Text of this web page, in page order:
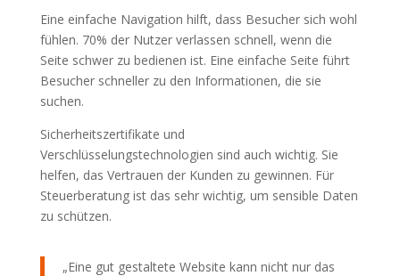
Eine einfache Navigation hilft, dass Besucher sich wohl
fühlen. 70% der Nutzer verlassen schnell, wenn die
Seite schwer zu bedienen ist. Eine einfache Seite führt
Besucher schneller zu den Informationen, die sie
suchen.
Sicherheitszertifikate und
Verschlüsselungstechnologien sind auch wichtig. Sie
helfen, das Vertrauen der Kunden zu gewinnen. Für
Steuerberatung ist das sehr wichtig, um sensible Daten
zu schützen.
„Eine gut gestaltete Website kann nicht nur das